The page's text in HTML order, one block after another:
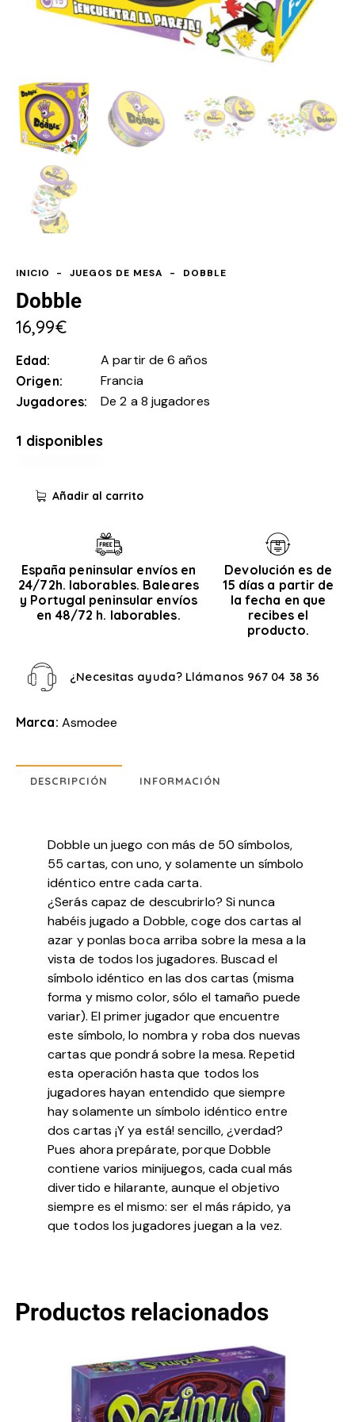
INICIO JUEGOS DE MESA DOBBLE
Dobble
16,99€
Edad A partir de 6 años
Origen Francia
Jugadores De 2 a 8 jugadores
1 disponibles
Añadir al carrito
España peninsular envíos en
24/72h. laborables. Baleares
y Portugal peninsular envíos
en 48/72 h. laborables.
Devolución es de
15 días a partir de
la fecha en que
recibes el
producto.
¿Necesitas ayuda? Llámanos 967 04 38 36
Marca: Asmodee
DESCRIPCIÓN INFORMACIÓN
Dobble un juego con más de 50 símbolos,
55 cartas, con uno, y solamente un símbolo
idéntico entre cada carta.
¿Serás capaz de descubrirlo? Si nunca
habéis jugado a Dobble, coge dos cartas al
azar y ponlas boca arriba sobre la mesa a la
vista de todos los jugadores. Buscad el
símbolo idéntico en las dos cartas (misma
forma y mismo color, sólo el tamaño puede
variar). El primer jugador que encuentre
este símbolo, lo nombra y roba dos nuevas
cartas que pondrá sobre la mesa. Repetid
esta operación hasta que todos los
jugadores hayan entendido que siempre
hay solamente un símbolo idéntico entre
dos cartas ¡Y ya está! sencillo, ¿verdad?
Pues ahora prepárate, porque Dobble
contiene varios minijuegos, cada cual más
divertido e hilarante, aunque el objetivo
siempre es el mismo: ser el más rápido, ya
que todos los jugadores juegan a la vez.
Productos relacionados